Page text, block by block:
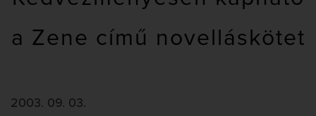
a Zene című novelláskötet
2003. 09. 03.